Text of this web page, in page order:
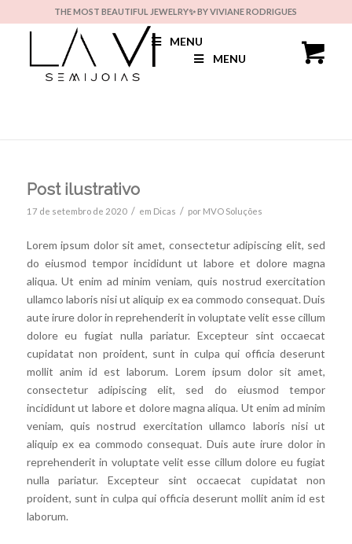
THE MOST BEAUTIFUL JEWELRY✨ BY VIVIANE RODRIGUES
MENU
MENU
Post ilustrativo
17 de setembro de 2020 / em Dicas / por MVO Soluções
Lorem ipsum dolor sit amet, consectetur adipiscing elit, sed
do eiusmod tempor incididunt ut labore et dolore magna
aliqua. Ut enim ad minim veniam, quis nostrud exercitation
ullamco laboris nisi ut aliquip ex ea commodo consequat. Duis
aute irure dolor in reprehenderit in voluptate velit esse cillum
dolore eu fugiat nulla pariatur. Excepteur sint occaecat
cupidatat non proident, sunt in culpa qui officia deserunt
mollit anim id est laborum. Lorem ipsum dolor sit amet,
consectetur adipiscing elit, sed do eiusmod tempor
incididunt ut labore et dolore magna aliqua. Ut enim ad minim
veniam, quis nostrud exercitation ullamco laboris nisi ut
aliquip ex ea commodo consequat. Duis aute irure dolor in
reprehenderit in voluptate velit esse cillum dolore eu fugiat
nulla pariatur. Excepteur sint occaecat cupidatat non
proident, sunt in culpa qui officia deserunt mollit anim id est
laborum.